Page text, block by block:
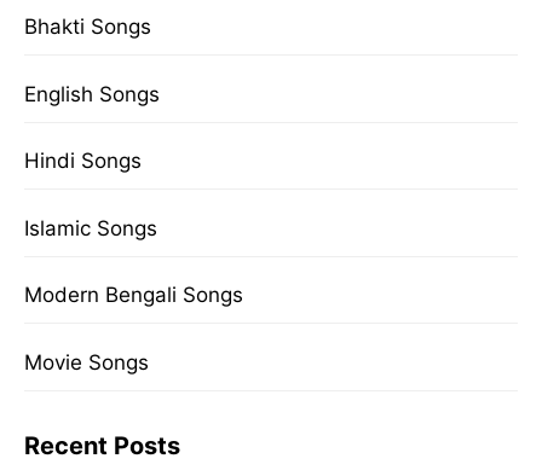
Bhakti Songs
English Songs
Hindi Songs
Islamic Songs
Modern Bengali Songs
Movie Songs
Recent Posts